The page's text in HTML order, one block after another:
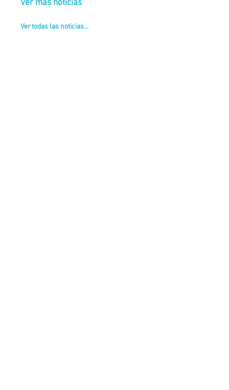
Ver más noticias
Ver todas las noticias...